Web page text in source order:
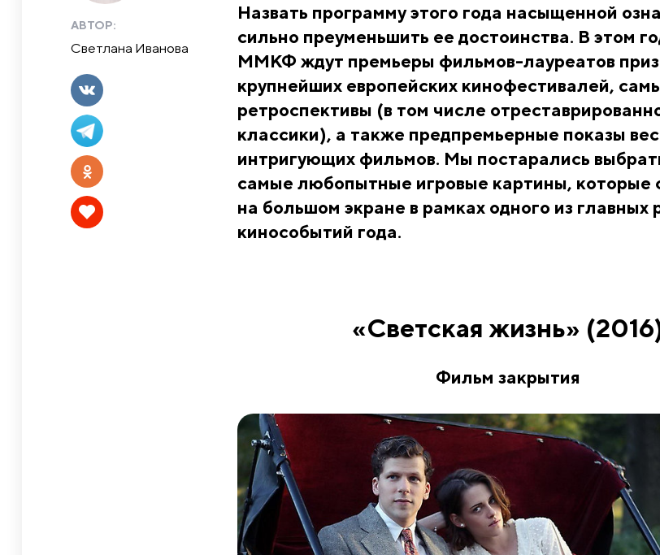
АВТОР:
Светлана Иванова
Назвать программу этого года насыщенной
сильно преуменьшить ее достоинства. В этом
ММКФ ждут премьеры фильмов-лауреатов
крупнейших европейских кинофестивалей,
ретроспективы (в том числе
классики), а также предпремьерные показы
интригующих фильмов. Мы постарались
самые любопытные игровые картины, которые
на большом экране в рамках одного из главных
кинособытий года.
«Светская жизнь»
Фильм закрытия